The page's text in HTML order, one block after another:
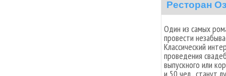
Ресторан
Один из самых
провести
Классический
проведения
выпускного или